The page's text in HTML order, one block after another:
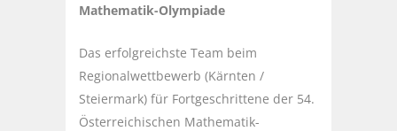
Mathematik-Olympiade
Das erfolgreichste Team beim
Regionalwettbewerb (Kärnten /
Steiermark) für Fortgeschrittene der 54.
Österreichischen Mathematik-